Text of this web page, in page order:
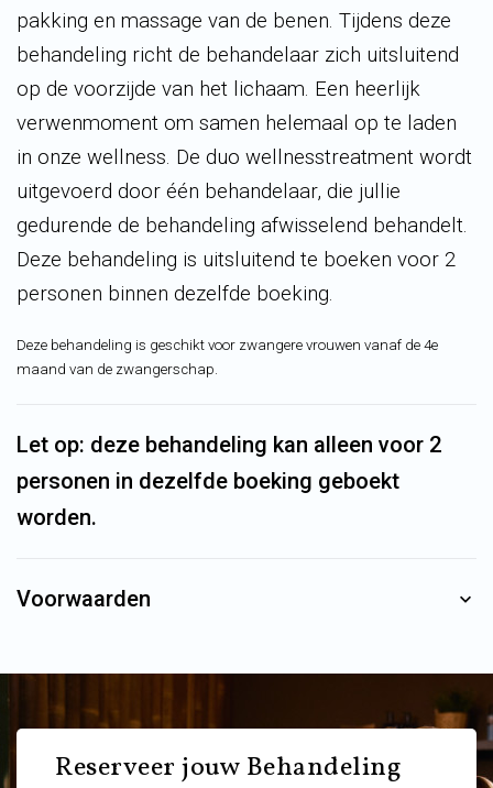
pakking en massage van de benen. Tijdens deze
behandeling richt de behandelaar zich uitsluitend
op de voorzijde van het lichaam. Een heerlijk
verwenmoment om samen helemaal op te laden
in onze wellness. De duo wellnesstreatment wordt
uitgevoerd door één behandelaar, die jullie
gedurende de behandeling afwisselend behandelt.
Deze behandeling is uitsluitend te boeken voor 2
personen binnen dezelfde boeking.
Deze behandeling is geschikt voor zwangere vrouwen vanaf de 4e
maand van de zwangerschap.
Let op: deze behandeling kan alleen voor 2
personen in dezelfde boeking geboekt
worden.
Voorwaarden
Reserveer jouw Behandeling